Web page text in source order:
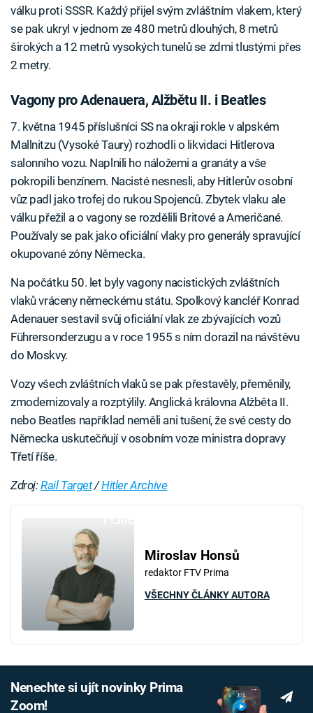
válku proti SSSR. Každý přijel svým zvláštním vlakem, který
se pak ukryl v jednom ze 480 metrů dlouhých, 8 metrů
širokých a 12 metrů vysokých tunelů se zdmi tlustými přes
2 metry.
Vagony pro Adenauera, Alžbětu II. i Beatles
7. května 1945 příslušníci SS na okraji rokle v alpském
Mallnitzu (Vysoké Taury) rozhodli o likvidaci Hitlerova
salonního vozu. Naplnili ho náložemi a granáty a vše
pokropili benzínem. Nacisté nesnesli, aby Hitlerův osobní
vůz padl jako trofej do rukou Spojenců. Zbytek vlaku ale
válku přežil a o vagony se rozdělili Britové a Američané.
Používaly se pak jako oficiální vlaky pro generály spravující
okupované zóny Německa.
Na počátku 50. let byly vagony nacistických zvláštních
vlaků vráceny německému státu. Spolkový kancléř Konrad
Adenauer sestavil svůj oficiální vlak ze zbývajících vozů
Führersonderzugu a v roce 1955 s ním dorazil na návštěvu
do Moskvy.
Vozy všech zvláštních vlaků se pak přestavěly, přeměnily,
zmodernizovaly a rozptýlily. Anglická královna Alžběta II.
nebo Beatles například neměli ani tušení, že své cesty do
Německa uskutečňují v osobním voze ministra dopravy
Třetí říše.
Zdroj:Rail Target/Hitler Archive
Miroslav Honsů
redaktor FTV Prima
VŠECHNY ČLÁNKY AUTORA
Nenechte si ujít novinky Prima
Zoom!